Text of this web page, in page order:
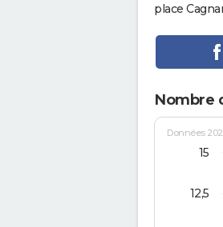
place
Nombre
Données
12,5
15